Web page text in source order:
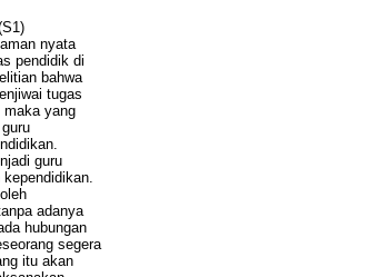
nyata
pendidik di
bahwa
tugas
maka yang
guru
adanya
hubungan
segera
itu akan